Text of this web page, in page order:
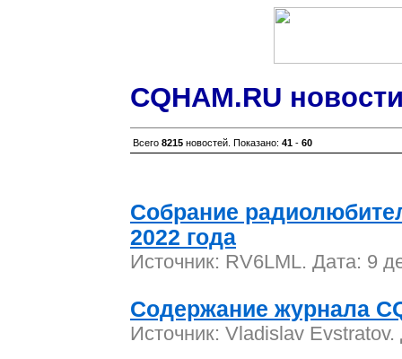
CQHAM.RU
Всего 8215 новостей. Показано: 41 - 60
Собрание
2022 года
Источник: RV6LML. Дата: 9
Содержание журнала
Источник: Vladislav